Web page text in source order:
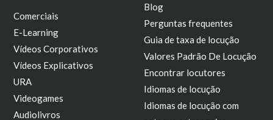
Comerciais
E-Learning
Vídeos Corporativos
Vídeos Explicativos
URA
Videogames
Audiolivros
Blog
Perguntas frequentes
Guia de taxa de locução
Valores Padrão De Locução
Encontrar locutores
Idiomas de locução
Idiomas de locução com